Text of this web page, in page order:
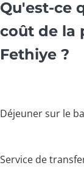
Qu'est-ce
coût de la
Fethiye ?
Déjeuner sur le
Service de